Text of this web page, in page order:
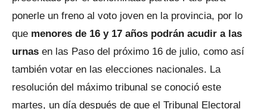
ponerle un freno al voto joven en la provincia, por lo
que menores de 16 y 17 años podrán acudir a las
urnas en las Paso del próximo 16 de julio, como así
también votar en las elecciones nacionales. La
resolución del máximo tribunal se conoció este
martes, un día después de que el Tribunal Electoral